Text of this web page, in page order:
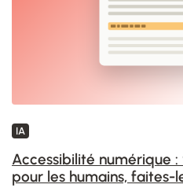
IA
Accessibilité numérique :
pour les humains, faites-